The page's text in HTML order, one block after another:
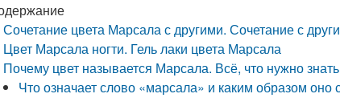
Сочетание цвета Марсала с другими. Сочетание с
Цвет Марсала ногти. Гель лаки цвета Марсала
Почему цвет называется Марсала. Всё, что нужно
Что означает слово «марсала» и каким образом оно